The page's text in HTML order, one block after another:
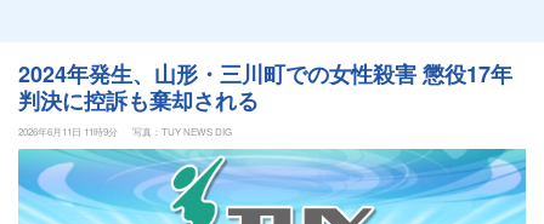
2024年発生、山形・三川町での女性殺害 懲役17年
判決に控訴も棄却される
2026年6月11日 11時9分 写真：TUY NEWS DIG